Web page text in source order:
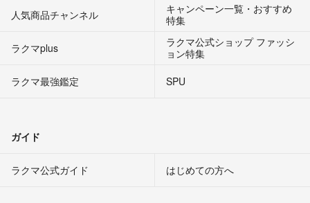
人気商品チャンネル
キャンペーン一覧・おすすめ
特集
ラクマplus
ラクマ公式ショップ ファッシ
ョン特集
ラクマ最強鑑定
SPU
ガイド
ラクマ公式ガイド はじめての方へ